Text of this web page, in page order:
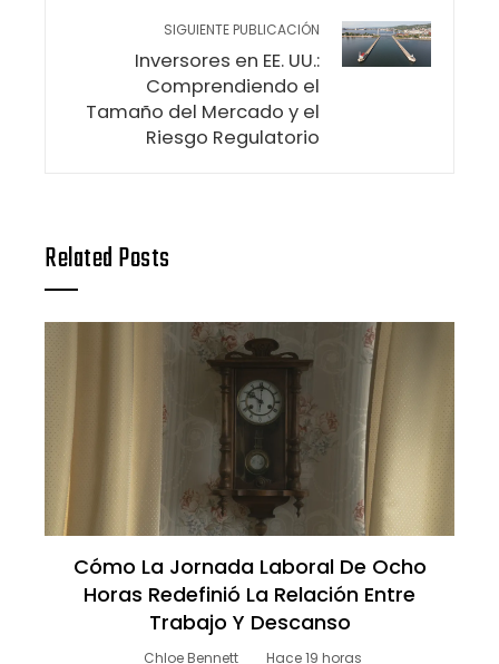
SIGUIENTE PUBLICACIÓN
Inversores en EE. UU.:
Comprendiendo el
Tamaño del Mercado y el
Riesgo Regulatorio
Related Posts
Cómo La Jornada Laboral De Ocho
Horas Redefinió La Relación Entre
Trabajo Y Descanso
Chloe Bennett Hace 19 horas